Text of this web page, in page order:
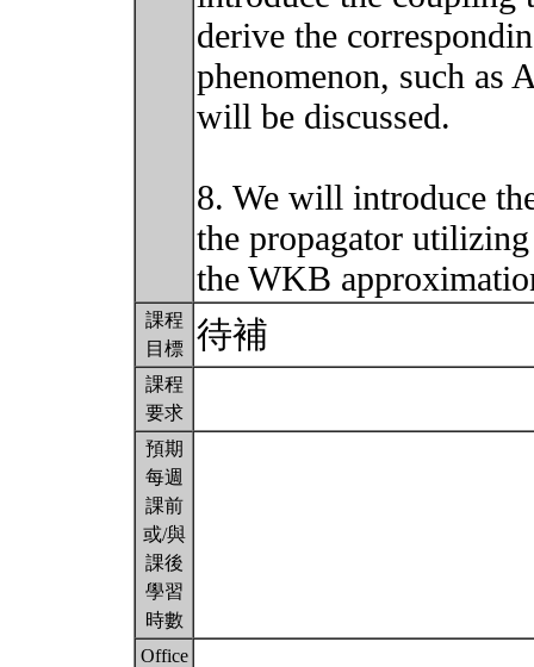
derive the
phenomenon, such as
will be discussed.
8. We will introduce
the propagator
the WKB
課程
目標
待補
課程
要求
預期
每週
課前
或/與
課後
學習
時數
Office